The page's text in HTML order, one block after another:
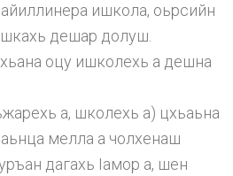
ишкола, оьрсийн
дешар долуш.
оцу ишколехь а дешна
а, школехь а) цхьаьна
мелла а чолхенаш
дагахь Iамор а, шен